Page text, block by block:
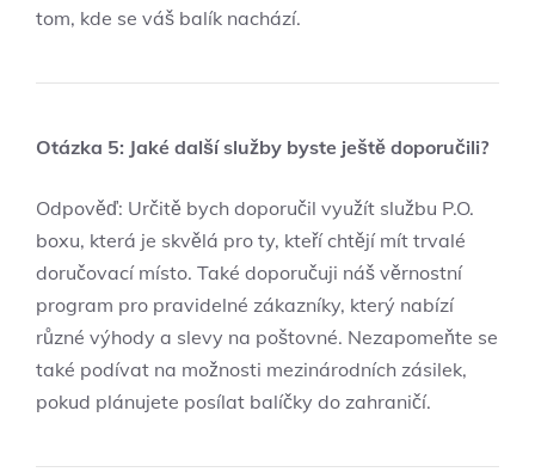
tom, kde se váš balík nachází.
Otázka 5: Jaké další služby byste ještě doporučili?
Odpověď: Určitě bych doporučil využít službu P.O.
boxu, která je skvělá pro ty, kteří chtějí mít trvalé
doručovací místo. Také doporučuji náš věrnostní
program pro pravidelné zákazníky, který nabízí
různé výhody a slevy na poštovné. Nezapomeňte se
také podívat na možnosti mezinárodních zásilek,
pokud plánujete posílat balíčky do zahraničí.